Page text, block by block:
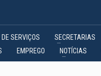
SERVIÇOS SECRETARIAS
EMPREGO NOTÍCIAS